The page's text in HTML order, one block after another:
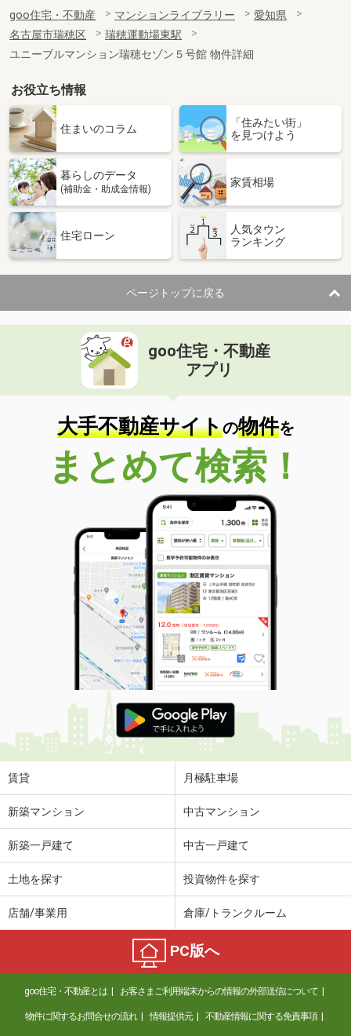
goo住宅・不動産 マンションライブラリー
愛知県
名古屋市瑞穂区
瑞穂運動場東駅
ユニーブルマンション瑞穂セゾン５号館 物件詳細
お役立ち情報
住まいのコラム
「住みたい街」
を見つけよう
暮らしのデータ
(補助金・助成金情報)
家賃相場
住宅ローン
人気タウン
ランキング
ページトップに戻る
goo住宅・不動産
アプリ
大手不動産サイトの物件を
まとめて検索！
賃貸 月極駐車場
新築マンション 中古マンション
新築一戸建て 中古一戸建て
土地を探す 投資物件を探す
店舗/事業用 倉庫/トランクルーム
PC版へ
goo住宅・不動産とは お客さまご利用端末からの情報の外部送信について
物件に関するお問合せの流れ 情報提供元 不動産情報に関する免責事項